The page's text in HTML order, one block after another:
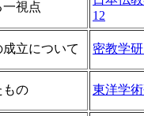
視点
12
成立について 密教学
もの 東洋学